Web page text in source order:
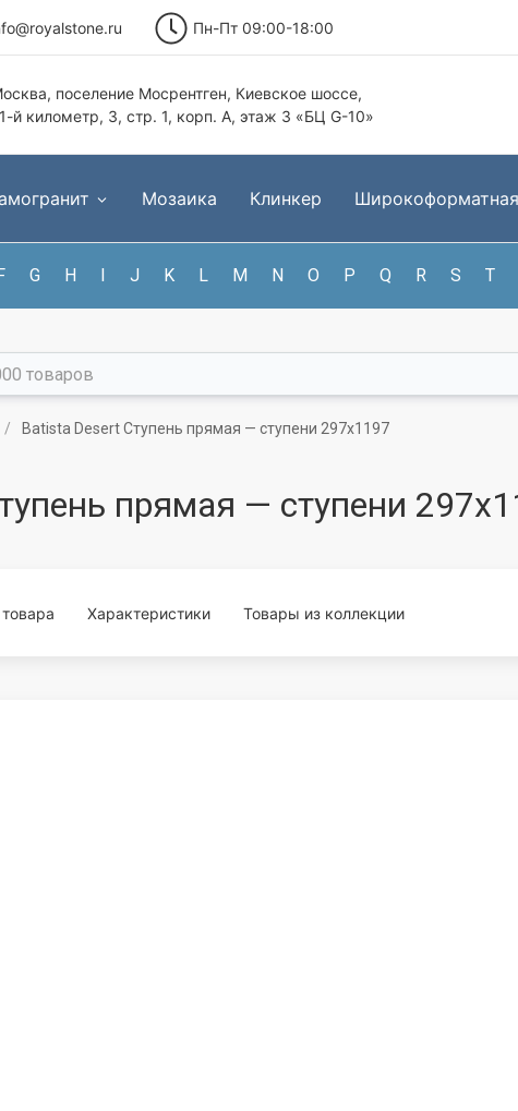
Пн-Пт 09:00-18:00
поселение Мосрентген, Киевское шоссе,
й километр, 3, стр. 1, корп. А, этаж 3 «БЦ G-10»
Мозаика Клинкер
G H I J K L M N O P Q R S T
Batista Desert Ступень прямая — ступени 297x1197
прямая — ступени
Характеристики Товары из коллекции